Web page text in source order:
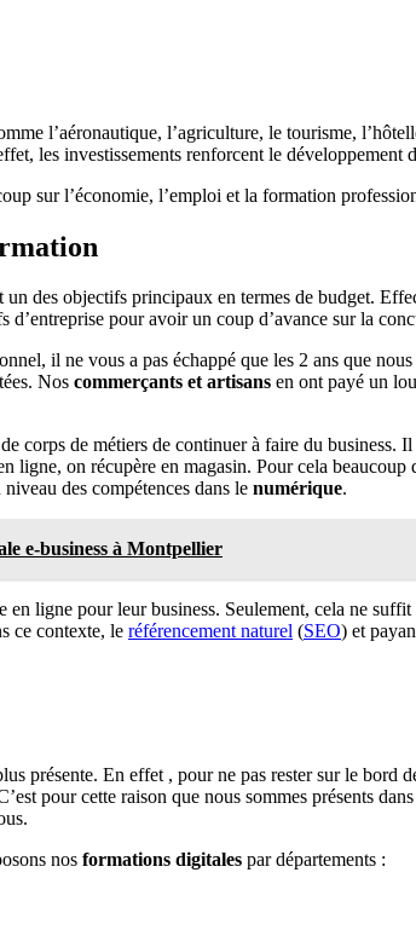
l’aéronautique, l’agriculture, le tourisme,
les investissements renforcent le
sur l’économie, l’emploi et la formation
un des objectifs principaux en termes de budget.
d’entreprise pour avoir un coup d’avance sur la
il ne vous a pas échappé que les 2 ans que
Nos commerçants et artisans en ont payé un
corps de métiers de continuer à faire du
ligne, on récupère en magasin. Pour cela
des compétences dans le numérique.
e-business à Montpellier
en ligne pour leur business. Seulement, cela ne
ce contexte, le référencement naturel (SEO) et
présente. En effet , pour ne pas rester sur le bord
pour cette raison que nous sommes présents
nos formations digitales par départements :